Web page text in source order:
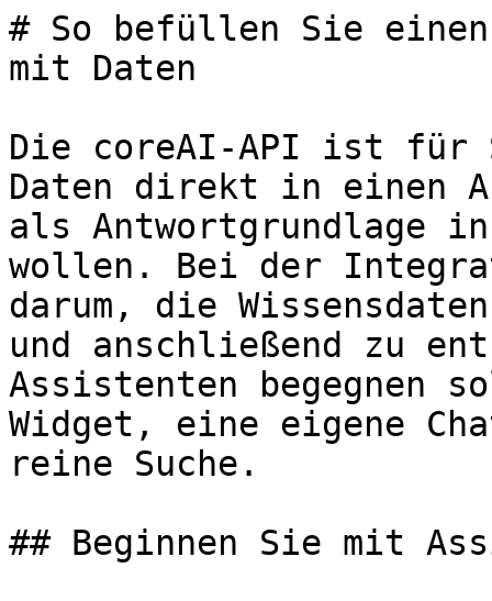
# So befüllen Sie
mit Daten
Die coreAI-API ist für
Daten direkt in einen
als Antwortgrundlage
wollen. Bei der
darum, die
und anschließend zu
Assistenten begegnen
Widget, eine eigene
reine Suche.
## Beginnen Sie mit